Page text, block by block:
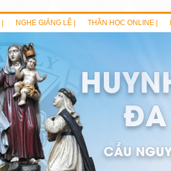
NGHE GIẢNG LỄ | THẦN HỌC ONLINE |